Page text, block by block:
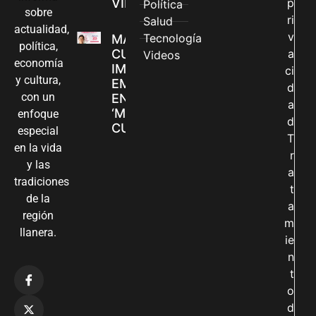
sobre
actualidad,
política,
economía
y cultura,
con un
enfoque
especial
en la vida
y las
tradiciones
de la
región
llanera.
VILLAVICENCIO
MADRES
CUIDADORAS
IMPULSAN SUS
EMPRENDIMIENTOS
EN LA FERIA
‘MANOS QUE
CUIDAN Y CREAN’
Política
Salud
Tecnología
Videos
p
ri
v
a
ci
d
a
d
T
r
a
t
a
m
ie
n
t
o
d